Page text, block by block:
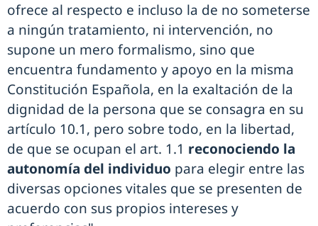
ofrece al respecto e incluso la de no someterse
a ningún tratamiento, ni intervención, no
supone un mero formalismo, sino que
encuentra fundamento y apoyo en la misma
Constitución Española, en la exaltación de la
dignidad de la persona que se consagra en su
artículo 10.1, pero sobre todo, en la libertad,
de que se ocupan el art. 1.1 reconociendo la
autonomía del individuo para elegir entre las
diversas opciones vitales que se presenten de
acuerdo con sus propios intereses y